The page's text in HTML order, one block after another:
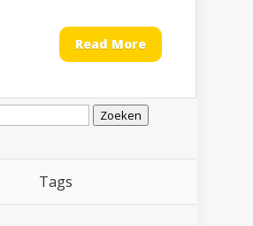
Read More
Tags